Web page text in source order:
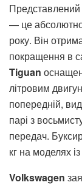
Представлений
— це
року. Він
покращення в
Tiguan
літровим
попередній,
парі з
передач.
кг на моделях
Volkswagen